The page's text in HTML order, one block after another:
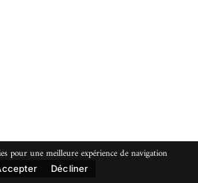
pour une meilleure expérience de navigation
Décliner